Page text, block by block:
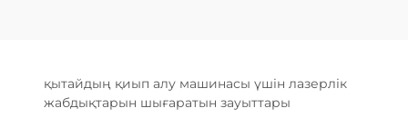
қытайдың қиып алу машинасы үшін лазерлік
жабдықтарын шығаратын зауыттары